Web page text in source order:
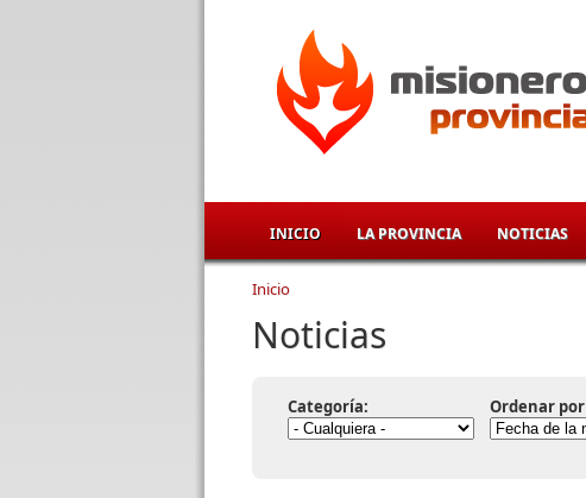
INICIO LA PROVINCIA NOTICIAS
Se encuentra usted aquí
Inicio
Noticias
Categoría: Ordenar por